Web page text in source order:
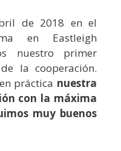
de 2018 en el
en Eastleigh
nuestro primer
la cooperación.
práctica nuestra
con la máxima
muy buenos